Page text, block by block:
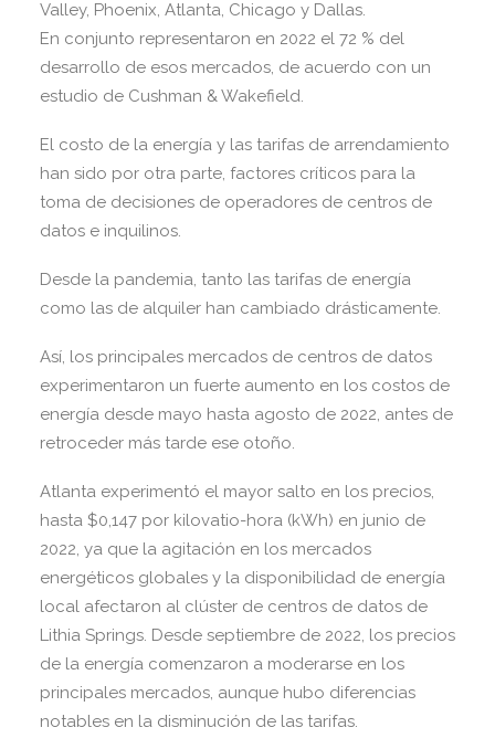
Valley, Phoenix, Atlanta, Chicago y Dallas.
En conjunto representaron en 2022 el 72 % del
desarrollo de esos mercados, de acuerdo con un
estudio de Cushman & Wakefield.
El costo de la energía y las tarifas de arrendamiento
han sido por otra parte, factores críticos para la
toma de decisiones de operadores de centros de
datos e inquilinos.
Desde la pandemia, tanto las tarifas de energía
como las de alquiler han cambiado drásticamente.
Así, los principales mercados de centros de datos
experimentaron un fuerte aumento en los costos de
energía desde mayo hasta agosto de 2022, antes de
retroceder más tarde ese otoño.
Atlanta experimentó el mayor salto en los precios,
hasta $0,147 por kilovatio-hora (kWh) en junio de
2022, ya que la agitación en los mercados
energéticos globales y la disponibilidad de energía
local afectaron al clúster de centros de datos de
Lithia Springs. Desde septiembre de 2022, los precios
de la energía comenzaron a moderarse en los
principales mercados, aunque hubo diferencias
notables en la disminución de las tarifas.